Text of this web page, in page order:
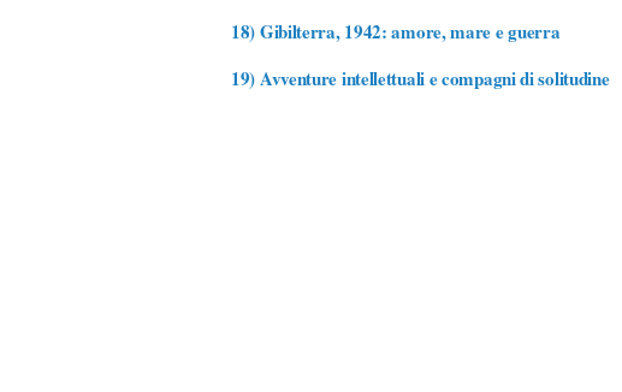
18)Gibilterra, 1942: amore, mare e guerra
19)Avventure intellettuali e compagni di solitudine